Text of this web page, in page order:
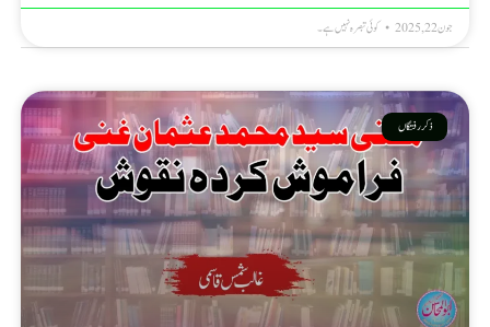
جون 22, 2025 کوئی تبصرہ نہیں ہے۔
ذکر رفتگاں